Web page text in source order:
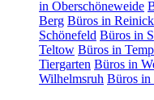
in Oberschöneweide
Berg Büros in
Schönefeld Büros in
Teltow Büros in
Tiergarten Büros in
Wilhelmsruh Büros in